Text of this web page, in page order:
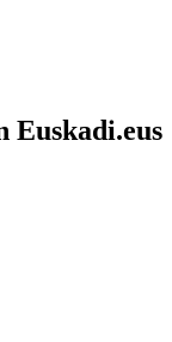
Euskadi.eus